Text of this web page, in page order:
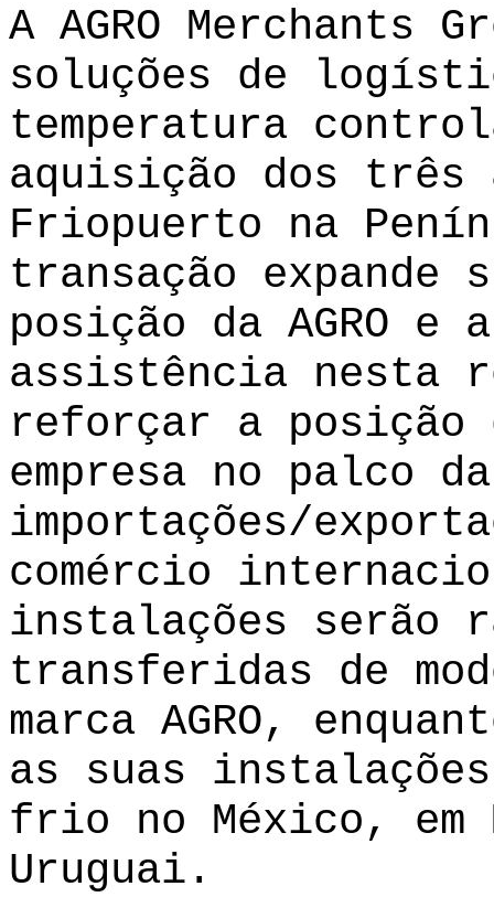
A AGRO Merchants
soluções de
temperatura
aquisição dos três
Friopuerto na
transação expande
posição da AGRO e
assistência nesta
reforçar a posição
empresa no palco
importações/
comércio
instalações serão
transferidas de
marca AGRO,
as suas instalações
frio no México, em
Uruguai.